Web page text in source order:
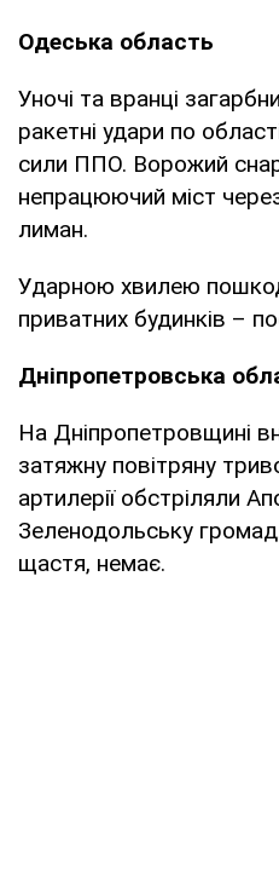
Одеська область
Уночі та вранці
ракетні удари по
сили ППО. Ворожий
непрацюючий міст
лиман.
Ударною хвилею
приватних будинків –
Дніпропетровська
На Дніпропетровщині
затяжну повітряну
артилерії обстріляли
Зеленодольську
щастя, немає.